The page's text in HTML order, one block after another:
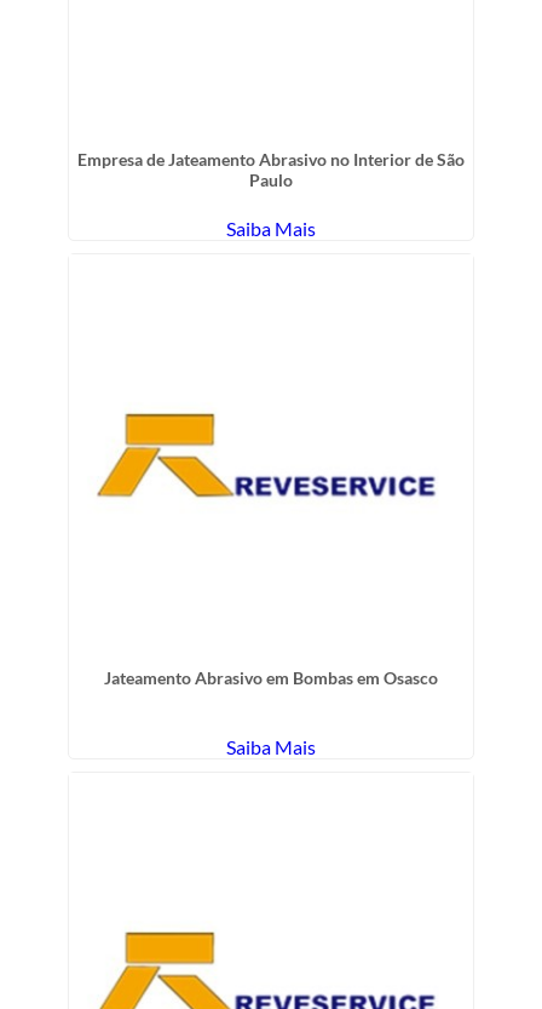
Empresa de Jateamento Abrasivo no Interior de São
Paulo
Saiba Mais
Jateamento Abrasivo em Bombas em Osasco
Saiba Mais